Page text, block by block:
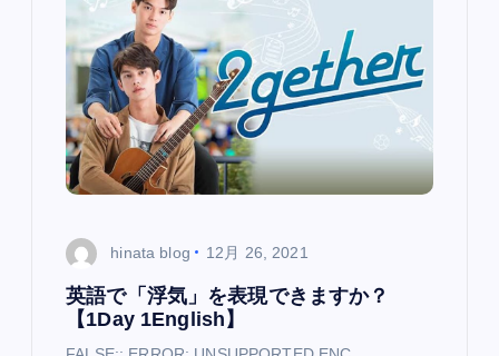
hinata blog 12月 26, 2021
英語で「浮気」を表現できますか？
【1Day 1English】